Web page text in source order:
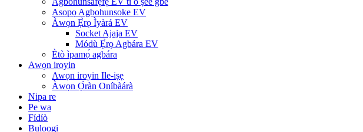
Asopọ Agbohunsoke EV
Àwọn Ẹ̀rọ Ìyàrá EV
Socket Ajaja EV
Módù Ẹ̀rọ Agbára EV
Ètò ìpamọ́ agbára
Awọn iroyin
Awọn iroyin Ile-iṣẹ
Àwọn Ọ̀ràn Oníbàárà
Nipa re
Pe wa
Fídíò
Bulọọgi